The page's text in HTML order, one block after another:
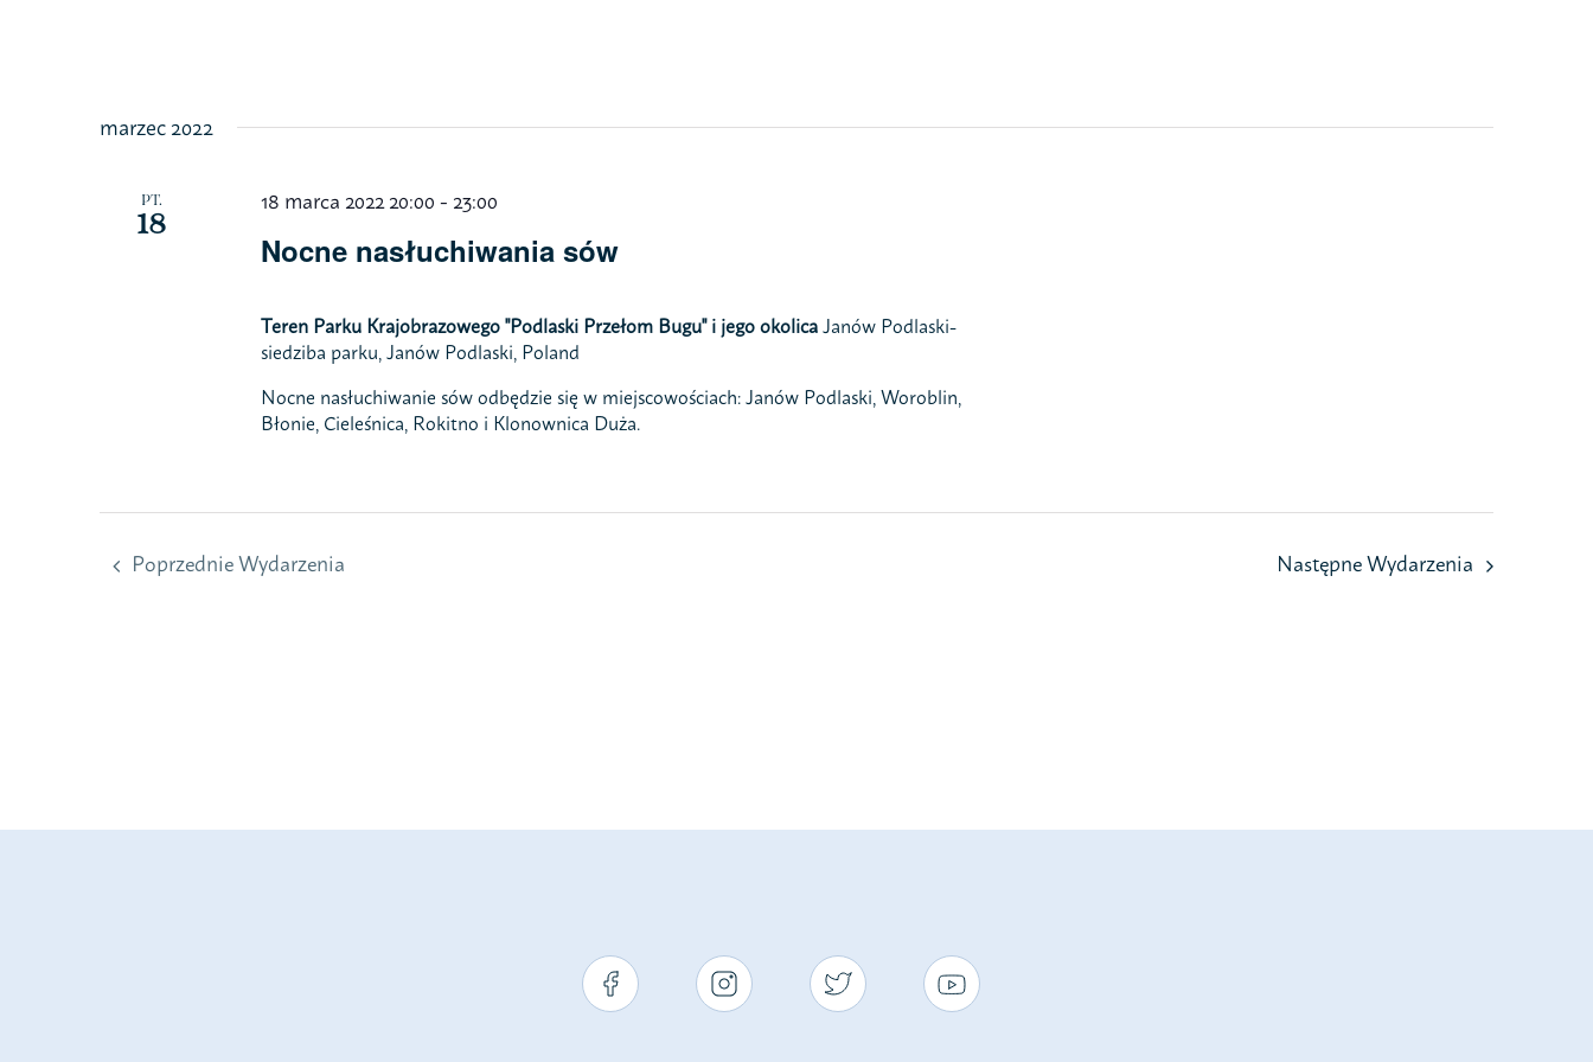
marzec 2022
PT.
18
Nocne nasłuchiwania sów
18 marca 2022 20:00 - 23:00
Teren Parku Krajobrazowego "Podlaski Przełom Bugu" i jego okolica Janów Podlaski-
siedziba parku, Janów Podlaski, Poland
Nocne nasłuchiwanie sów odbędzie się w miejscowościach: Janów Podlaski, Woroblin,
Błonie, Cieleśnica, Rokitno i Klonownica Duża.
PoprzednieWydarzenia NastępneWydarzenia